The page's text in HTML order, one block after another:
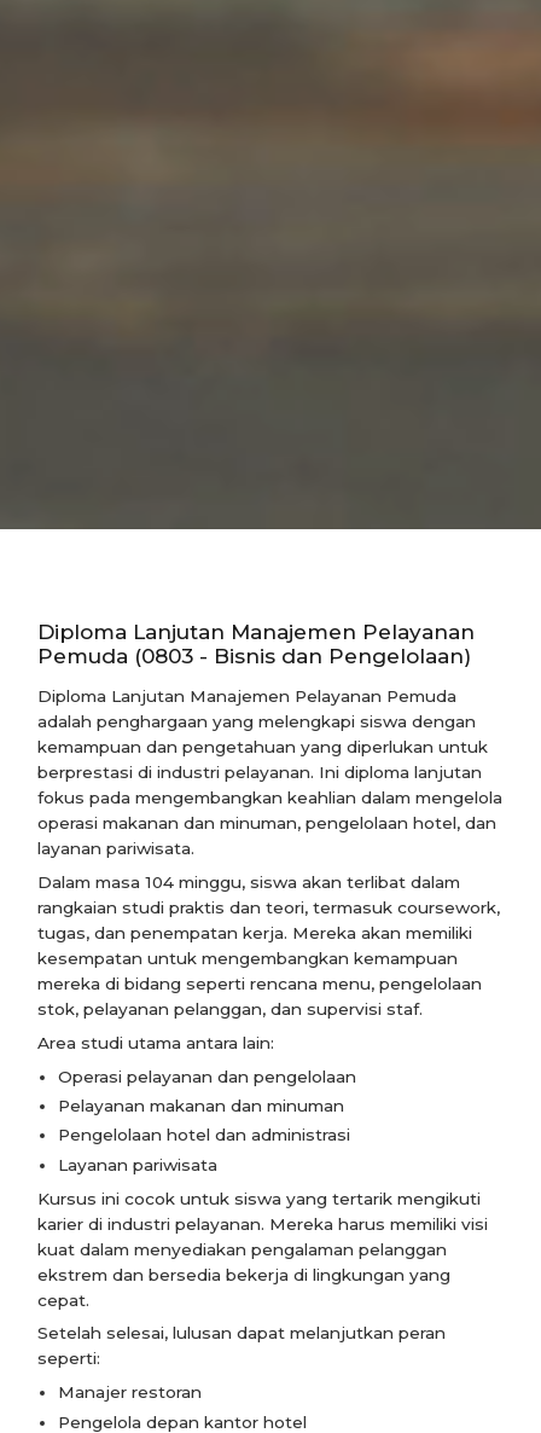
Diploma Lanjutan Manajemen Pelayanan
Pemuda (0803 - Bisnis dan Pengelolaan)
Diploma Lanjutan Manajemen Pelayanan Pemuda
adalah penghargaan yang melengkapi siswa dengan
kemampuan dan pengetahuan yang diperlukan untuk
berprestasi di industri pelayanan. Ini diploma lanjutan
fokus pada mengembangkan keahlian dalam mengelola
operasi makanan dan minuman, pengelolaan hotel, dan
layanan pariwisata.
Dalam masa 104 minggu, siswa akan terlibat dalam
rangkaian studi praktis dan teori, termasuk coursework,
tugas, dan penempatan kerja. Mereka akan memiliki
kesempatan untuk mengembangkan kemampuan
mereka di bidang seperti rencana menu, pengelolaan
stok, pelayanan pelanggan, dan supervisi staf.
Area studi utama antara lain:
Operasi pelayanan dan pengelolaan
Pelayanan makanan dan minuman
Pengelolaan hotel dan administrasi
Layanan pariwisata
Kursus ini cocok untuk siswa yang tertarik mengikuti
karier di industri pelayanan. Mereka harus memiliki visi
kuat dalam menyediakan pengalaman pelanggan
ekstrem dan bersedia bekerja di lingkungan yang
cepat.
Setelah selesai, lulusan dapat melanjutkan peran
seperti:
Manajer restoran
Pengelola depan kantor hotel